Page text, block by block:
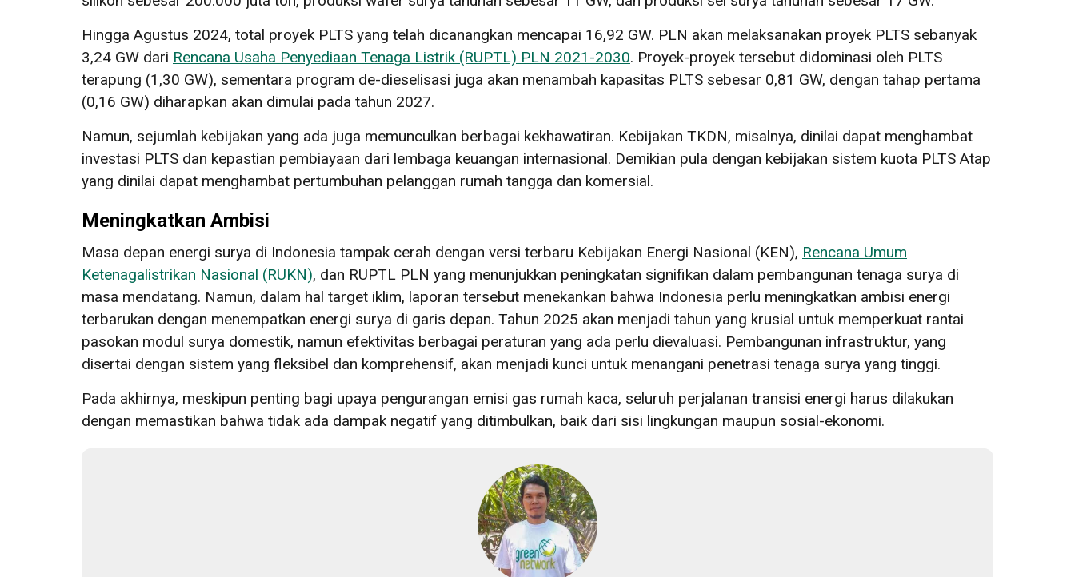
Hingga Agustus 2024, total proyek PLTS yang telah dicanangkan mencapai 16,92 GW. PLN akan melaksanakan proyek PLTS sebanyak
3,24 GW dari Rencana Usaha Penyediaan Tenaga Listrik (RUPTL) PLN 2021-2030. Proyek-proyek tersebut didominasi oleh PLTS
terapung (1,30 GW), sementara program de-dieselisasi juga akan menambah kapasitas PLTS sebesar 0,81 GW, dengan tahap pertama
(0,16 GW) diharapkan akan dimulai pada tahun 2027.
Namun, sejumlah kebijakan yang ada juga memunculkan berbagai kekhawatiran. Kebijakan TKDN, misalnya, dinilai dapat menghambat
investasi PLTS dan kepastian pembiayaan dari lembaga keuangan internasional. Demikian pula dengan kebijakan sistem kuota PLTS Atap
yang dinilai dapat menghambat pertumbuhan pelanggan rumah tangga dan komersial.
Meningkatkan Ambisi
Masa depan energi surya di Indonesia tampak cerah dengan versi terbaru Kebijakan Energi Nasional (KEN), Rencana Umum
Ketenagalistrikan Nasional (RUKN), dan RUPTL PLN yang menunjukkan peningkatan signifikan dalam pembangunan tenaga surya di
masa mendatang. Namun, dalam hal target iklim, laporan tersebut menekankan bahwa Indonesia perlu meningkatkan ambisi energi
terbarukan dengan menempatkan energi surya di garis depan. Tahun 2025 akan menjadi tahun yang krusial untuk memperkuat rantai
pasokan modul surya domestik, namun efektivitas berbagai peraturan yang ada perlu dievaluasi. Pembangunan infrastruktur, yang
disertai dengan sistem yang fleksibel dan komprehensif, akan menjadi kunci untuk menangani penetrasi tenaga surya yang tinggi.
Pada akhirnya, meskipun penting bagi upaya pengurangan emisi gas rumah kaca, seluruh perjalanan transisi energi harus dilakukan
dengan memastikan bahwa tidak ada dampak negatif yang ditimbulkan, baik dari sisi lingkungan maupun sosial-ekonomi.